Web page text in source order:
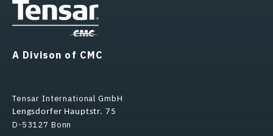
A Divison of CMC
Tensar International GmbH
Lengsdorfer Hauptstr. 75
D-53127 Bonn